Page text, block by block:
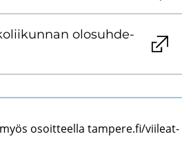
olo­suh­de­
osoit­teel­la tam­pe­re.fi/vii­leat­